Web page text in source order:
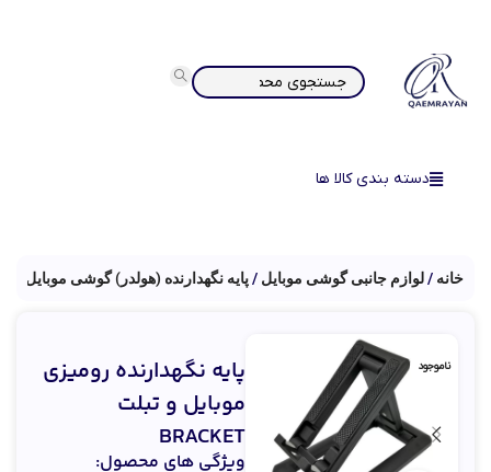
دسته بندی کالا ها
خانه لوازم جانبی گوشی موبایل پایه نگهدارنده (هولدر) گوشی موبایل
ناموجود
پایه نگهدارنده رومیزی
موبایل و تبلت
BRACKET
ویژگی های محصول: